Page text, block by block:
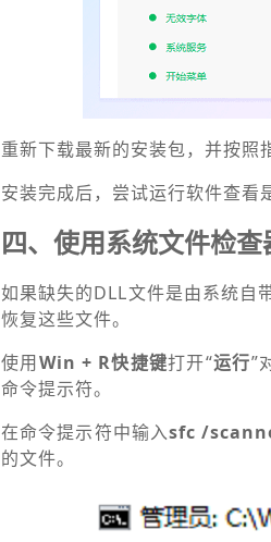
重新下载最新的安装包，并按照
安装完成后，尝试运行软件查看
四、使用系统文件检查
如果缺失的DLL文件是由系统自
恢复这些文件。
使用Win + R快捷键打开“运行”
命令提示符。
在命令提示符中输入sfc /
的文件。